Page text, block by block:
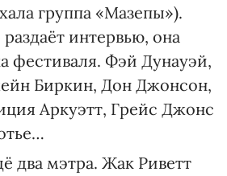
группа «Мазепы»).
интервью, она
фестиваля. Фэй Дунауэй,
Биркин, Дон Джонсон,
Аркуэтт, Грейс Джонс
два мэтра. Жак Риветт